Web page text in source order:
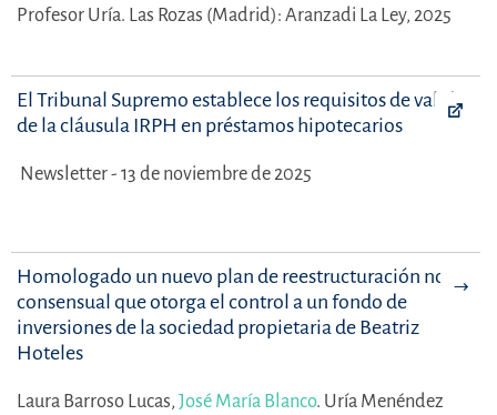
Profesor Uría. Las Rozas (Madrid): Aranzadi La Ley, 2025
El Tribunal Supremo establece los requisitos de validez
de la cláusula IRPH en préstamos hipotecarios
Newsletter - 13 de noviembre de 2025
Homologado un nuevo plan de reestructuración no
consensual que otorga el control a un fondo de
inversiones de la sociedad propietaria de Beatriz
Hoteles
Laura Barroso Lucas, José María Blanco. Uría Menéndez